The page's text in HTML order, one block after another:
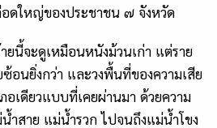
อดใหญ่ของประชาชน ๗ จังหวัด
ยนี้จะดูเหมือนหนังม้วนเก่า แต่ราย
นยิ่งกว่า และวงพื้นที่ของความเสีย
อเดียวแบบที่เคยผ่านมา ด้วยความ
ำสาย แม่น้ำรวก ไปจนถึงแม่น้ำโขง